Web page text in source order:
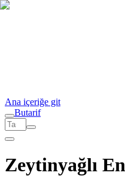
Ana içeriğe git
Butarif
Zeytinyağlı